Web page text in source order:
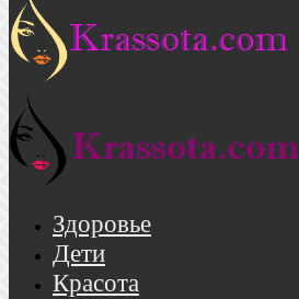
Здоровье
Дети
Красота